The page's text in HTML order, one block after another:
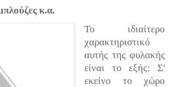
κ.α.
Το ιδιαίτερο
χαρακτηριστικό
αυτής της φυλακής
είναι το εξής: Σ'
εκείνο το χώρο